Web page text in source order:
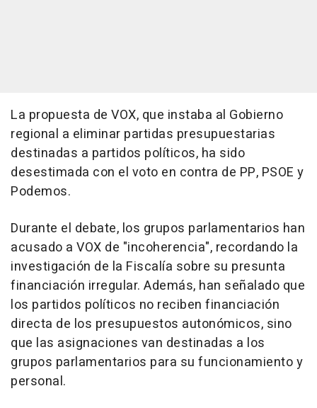
La propuesta de VOX, que instaba al Gobierno
regional a eliminar partidas presupuestarias
destinadas a partidos políticos, ha sido
desestimada con el voto en contra de PP, PSOE y
Podemos.
Durante el debate, los grupos parlamentarios han
acusado a VOX de "incoherencia", recordando la
investigación de la Fiscalía sobre su presunta
financiación irregular. Además, han señalado que
los partidos políticos no reciben financiación
directa de los presupuestos autonómicos, sino
que las asignaciones van destinadas a los
grupos parlamentarios para su funcionamiento y
personal.